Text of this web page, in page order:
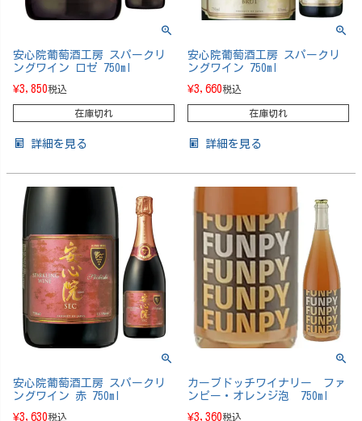
安心院葡萄酒工房 スパークリ
ングワイン ロゼ 750ml
¥3,850税込
在庫切れ
詳細を見る
安心院葡萄酒工房 スパークリ
ングワイン 750ml
¥3,660税込
在庫切れ
詳細を見る
安心院葡萄酒工房 スパークリ
ングワイン 赤 750ml
¥3,630税込
カーブドッチワイナリー ファ
ンピー・オレンジ泡 750ml
¥3,360税込